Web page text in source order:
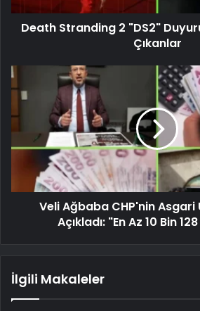
Death Stranding 2 "DS2"
Çıkanlar
Veli Ağbaba CHP'nin
Açıkladı: "En Az 10 Bin
İlgili Makaleler